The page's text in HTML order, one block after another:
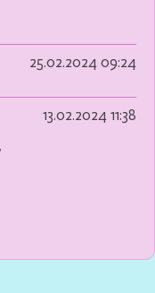
25.02.2024 09:24
13.02.2024 11:38